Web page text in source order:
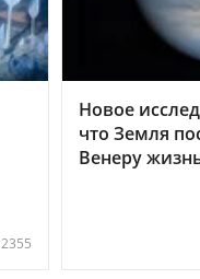
2355
Новое
что Земля
Венеру